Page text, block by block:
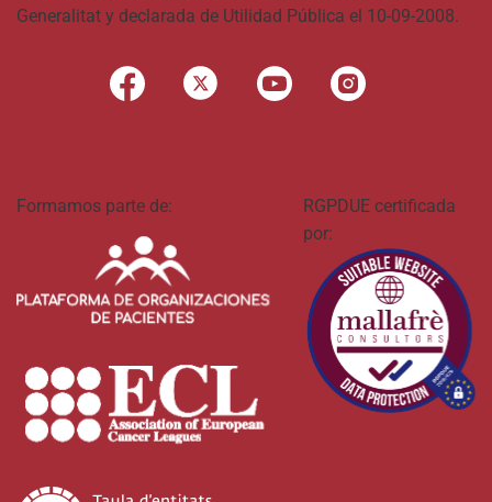
Generalitat y declarada de Utilidad Pública el 10-09-2008.
Formamos parte de:
RGPDUE certificada
por: